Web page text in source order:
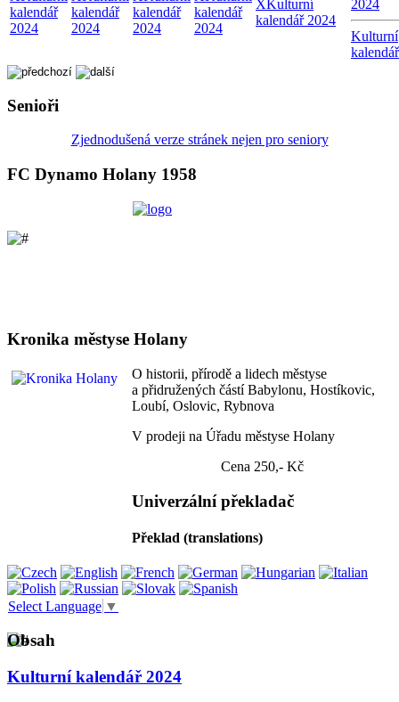
kalendář
2024
kalendář
2024
kalendář
2024
kalendář
2024
X Kulturní
kalendář 2024
2024
Kulturní
Senioři
Zjednodušená verze stránek nejen pro seniory
FC Dynamo Holany 1958
Kronika městyse Holany
O historii, přírodě a lidech městyse
a přidružených částí Babylonu, Hostíkovic,
Loubí, Oslovic, Rybnova
V prodeji na Úřadu městyse Holany
Cena 250,- Kč
Univerzální překladač
Překlad (translations)
Select Language ▼
Obsah
Kulturní kalendář 2024